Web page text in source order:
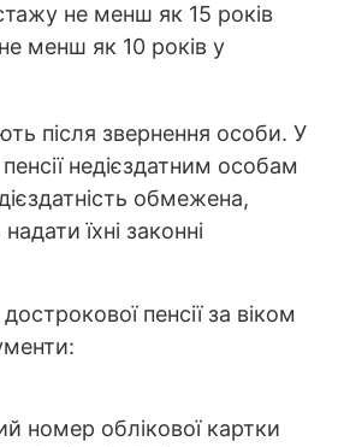
не менш як 15 років
не менш як 10 років у
після звернення особи. У
недієздатним особам
обмежена,
їхні законні
пенсії за віком
номер облікової картки